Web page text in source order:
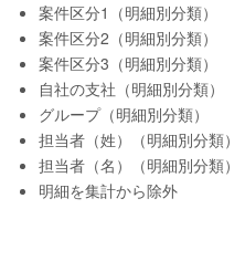
案件区分1（明細別分類）
案件区分2（明細別分類）
案件区分3（明細別分類）
自社の支社（明細別分類）
グループ（明細別分類）
担当者（姓）（明細別分類）
担当者（名）（明細別分類）
明細を集計から除外